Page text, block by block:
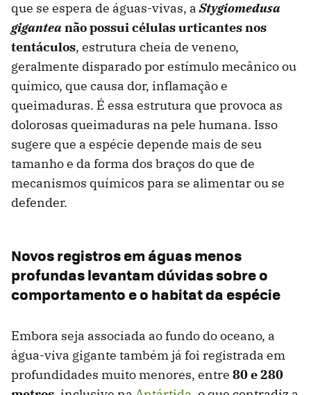
que se espera de águas-vivas, aStygiomedusa
giganteanão possui células urticantes nos
tentáculos, estrutura cheia de veneno,
geralmente disparado por estímulo mecânico ou
químico, que causa dor, inflamação e
queimaduras. É essa estrutura que provoca as
dolorosas queimaduras na pele humana. Isso
sugere que a espécie depende mais de seu
tamanho e da forma dos braços do que de
mecanismos químicos para se alimentar ou se
defender.
Novos registros em águas menos
profundas levantam dúvidas sobre o
comportamento e o habitat da espécie
Embora seja associada ao fundo do oceano, a
água-viva gigante também já foi registrada em
profundidades muito menores, entre 80 e 280